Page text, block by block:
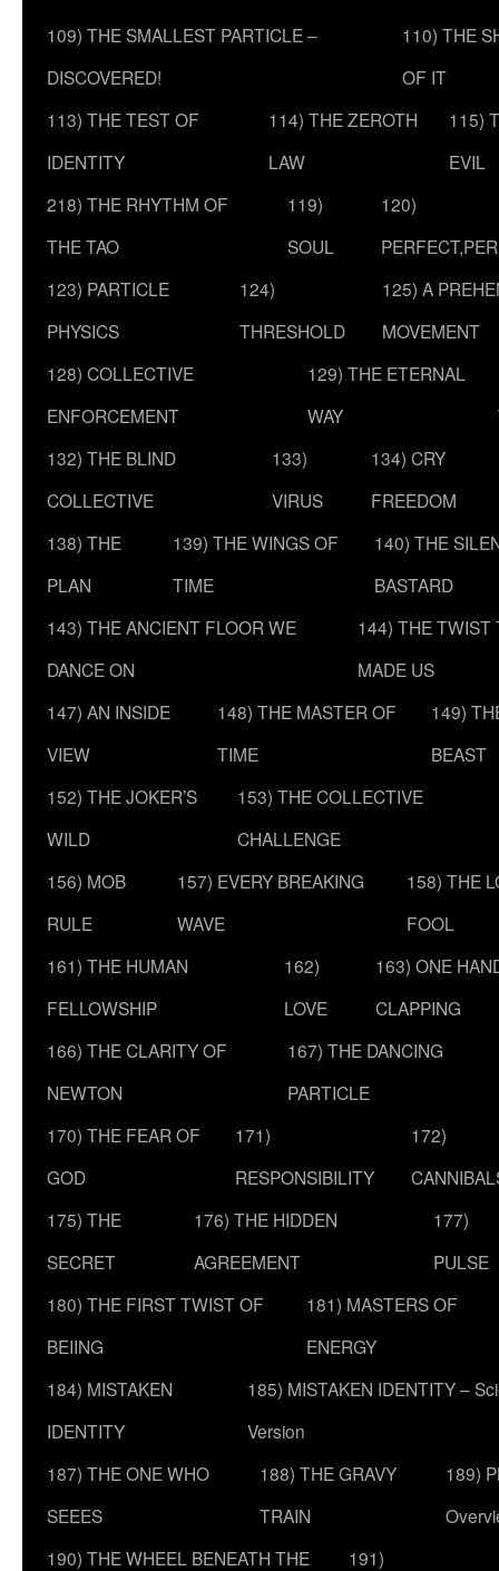
109) THE SMALLEST PARTICLE –
DISCOVERED!
110) THE
OF IT
113) THE TEST OF
IDENTITY
114) THE ZEROTH
LAW
115)
EVIL
218) THE RHYTHM OF
THE TAO
119)
SOUL
120)
123) PARTICLE
PHYSICS
124)
THRESHOLD
125) A
MOVEMENT
128) COLLECTIVE
ENFORCEMENT
129) THE ETERNAL
WAY
132) THE BLIND
COLLECTIVE
133)
VIRUS
134) CRY
FREEDOM
138) THE
PLAN
139) THE WINGS OF
TIME
140) THE
BASTARD
143) THE ANCIENT FLOOR WE
DANCE ON
144) THE TWIST
MADE US
147) AN INSIDE
VIEW
148) THE MASTER OF
TIME
149)
BEAST
152) THE JOKER’S
WILD
153) THE COLLECTIVE
CHALLENGE
156) MOB
RULE
157) EVERY BREAKING
WAVE
158) THE
FOOL
161) THE HUMAN
FELLOWSHIP
162)
LOVE
163) ONE
CLAPPING
166) THE CLARITY OF
NEWTON
167) THE DANCING
PARTICLE
170) THE FEAR OF
GOD
171)
RESPONSIBILITY
172)
175) THE
SECRET
176) THE HIDDEN
AGREEMENT
177)
PULSE
180) THE FIRST TWIST OF
BEIING
181) MASTERS OF
ENERGY
184) MISTAKEN
IDENTITY
185) MISTAKEN IDENTITY –
Version
187) THE ONE WHO
SEEES
188) THE GRAVY
TRAIN
189)
190) THE WHEEL BENEATH THE
191)